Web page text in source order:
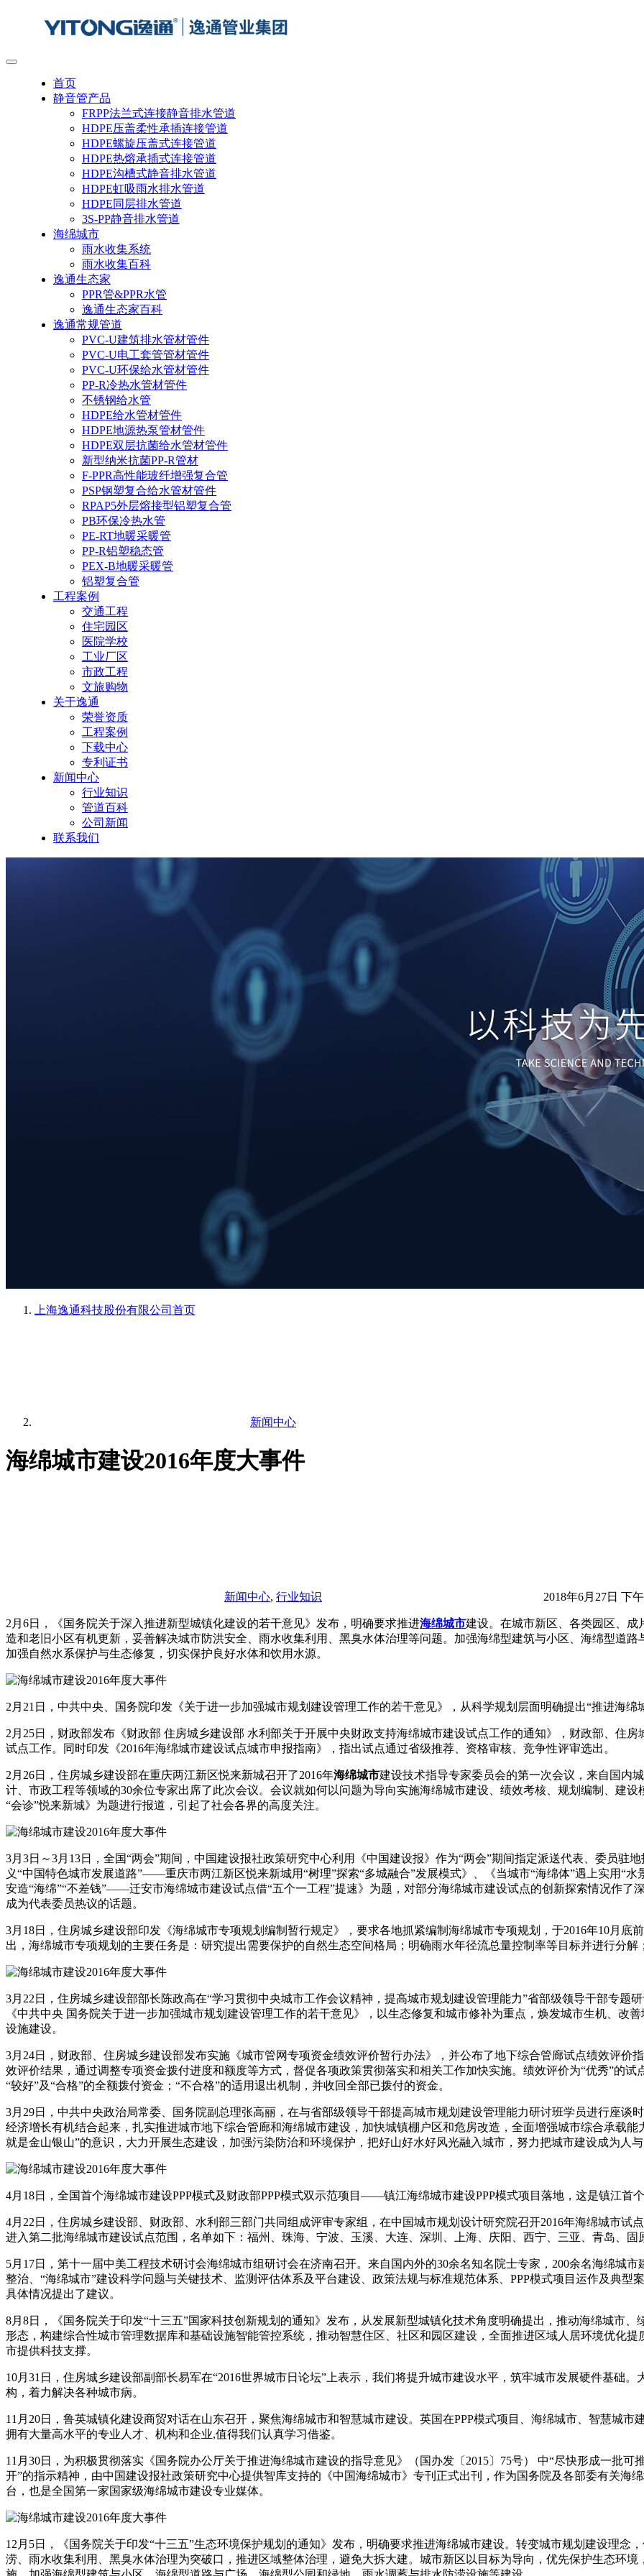
首页
静音管产品
FRPP法兰式连接静音排水管道
HDPE压盖柔性承插连接管道
HDPE螺旋压盖式连接管道
HDPE热熔承插式连接管道
HDPE沟槽式静音排水管道
HDPE虹吸雨水排水管道
HDPE同层排水管道
3S-PP静音排水管道
海绵城市
雨水收集系统
雨水收集百科
逸通生态家
PPR管&PPR水管
逸通生态家百科
逸通常规管道
PVC-U建筑排水管材管件
PVC-U电工套管管材管件
PVC-U环保给水管材管件
PP-R冷热水管材管件
不锈钢给水管
HDPE给水管材管件
HDPE地源热泵管材管件
HDPE双层抗菌给水管材管件
新型纳米抗菌PP-R管材
F-PPR高性能玻纤增强复合管
PSP钢塑复合给水管材管件
RPAP5外层熔接型铝塑复合管
PB环保冷热水管
PE-RT地暖采暖管
PP-R铝塑稳态管
PEX-B地暖采暖管
铝塑复合管
工程案例
交通工程
住宅园区
医院学校
工业厂区
市政工程
文旅购物
关于逸通
荣誉资质
工程案例
下载中心
专利证书
新闻中心
行业知识
管道百科
公司新闻
联系我们
上海逸通科技股份有限公司 首页
新闻中心
海绵城市建设2016年度大事件
新闻中心, 行业知识 2018年6月27日 下
2月6日，《国务院关于深入推进新型城镇化建设的若干意见》发布，明确要求推进海绵城市建设。在城市新区、各类园区、
造和老旧小区有机更新，妥善解决城市防洪安全、雨水收集利用、黑臭水体治理等问题。加强海绵型建筑与小区、海绵型道
加强自然水系保护与生态修复，切实保护良好水体和饮用水源。
2月21日，中共中央、国务院印发《关于进一步加强城市规划建设管理工作的若干意见》，从科学规划层面明确提出“推进海绵
2月25日，财政部发布《财政部 住房城乡建设部 水利部关于开展中央财政支持海绵城市建设试点工作的通知》，财政部、住
试点工作。同时印发《2016年海绵城市建设试点城市申报指南》，指出试点通过省级推荐、资格审核、竞争性评审选出。
2月26日，住房城乡建设部在重庆两江新区悦来新城召开了2016年海绵城市建设技术指导专家委员会的第一次会议，来自国内
计、市政工程等领域的30余位专家出席了此次会议。会议就如何以问题为导向实施海绵城市建设、绩效考核、规划编制、建
“会诊”悦来新城》为题进行报道，引起了社会各界的高度关注。
3月3日～3月13日，全国“两会”期间，中国建设报社政策研究中心利用《中国建设报》作为“两会”期间指定派送代表、委员驻
义“中国特色城市发展道路”——重庆市两江新区悦来新城用“树理”探索“多城融合”发展模式》、《当城市“海绵体”遇上实用“
安造“海绵”“不差钱”——迁安市海绵城市建设试点借“五个一工程”提速》为题，对部分海绵城市建设试点的创新探索情况作了
成为代表委员热议的话题。
3月18日，住房城乡建设部印发《海绵城市专项规划编制暂行规定》，要求各地抓紧编制海绵城市专项规划，于2016年10月底
出，海绵城市专项规划的主要任务是：研究提出需要保护的自然生态空间格局；明确雨水年径流总量控制率等目标并进行分
3月22日，住房城乡建设部部长陈政高在“学习贯彻中央城市工作会议精神，提高城市规划建设管理能力”省部级领导干部专题
《中共中央 国务院关于进一步加强城市规划建设管理工作的若干意见》，以生态修复和城市修补为重点，焕发城市生机、改
设施建设。
3月24日，财政部、住房城乡建设部发布实施《城市管网专项资金绩效评价暂行办法》，并公布了地下综合管廊试点绩效评价
效评价结果，通过调整专项资金拨付进度和额度等方式，督促各项政策贯彻落实和相关工作加快实施。绩效评价为“优秀”的
“较好”及“合格”的全额拨付资金；“不合格”的适用退出机制，并收回全部已拨付的资金。
3月29日，中共中央政治局常委、国务院副总理张高丽，在与省部级领导干部提高城市规划建设管理能力研讨班学员进行座谈
经济增长有机结合起来，扎实推进城市地下综合管廊和海绵城市建设，加快城镇棚户区和危房改造，全面增强城市综合承载
就是金山银山”的意识，大力开展生态建设，加强污染防治和环境保护，把好山好水好风光融入城市，努力把城市建设成为人
4月18日，全国首个海绵城市建设PPP模式及财政部PPP模式双示范项目——镇江海绵城市建设PPP模式项目落地，这是镇江首
4月22日，住房城乡建设部、财政部、水利部三部门共同组成评审专家组，在中国城市规划设计研究院召开2016年海绵城市试
进入第二批海绵城市建设试点范围，名单如下：福州、珠海、宁波、玉溪、大连、深圳、上海、庆阳、西宁、三亚、青岛、固
5月17日，第十一届中美工程技术研讨会海绵城市组研讨会在济南召开。来自国内外的30余名知名院士专家，200余名海绵城
整治、“海绵城市”建设科学问题与关键技术、监测评估体系及平台建设、政策法规与标准规范体系、PPP模式项目运作及典
具体情况提出了建议。
8月8日，《国务院关于印发“十三五”国家科技创新规划的通知》发布，从发展新型城镇化技术角度明确提出，推动海绵城市
形态，构建综合性城市管理数据库和基础设施智能管控系统，推动智慧住区、社区和园区建设，全面推进区域人居环境优化
市提供科技支撑。
10月31日，住房城乡建设部副部长易军在“2016世界城市日论坛”上表示，我们将提升城市建设水平，筑牢城市发展硬件基础
构，着力解决各种城市病。
11月20日，鲁英城镇化建设商贸对话在山东召开，聚焦海绵城市和智慧城市建设。英国在PPP模式项目、海绵城市、智慧城
拥有大量高水平的专业人才、机构和企业,值得我们认真学习借鉴。
11月30日，为积极贯彻落实《国务院办公厅关于推进海绵城市建设的指导意见》（国办发〔2015〕75号） 中“尽快形成一批
开”的指示精神，由中国建设报社政策研究中心提供智库支持的《中国海绵城市》专刊正式出刊，作为国务院及各部委有关海
台，也是全国第一家国家级海绵城市建设专业媒体。
12月5日，《国务院关于印发“十三五”生态环境保护规划的通知》发布，明确要求推进海绵城市建设。转变城市规划建设理念
涝、雨水收集利用、黑臭水体治理为突破口，推进区域整体治理，避免大拆大建。城市新区以目标为导向，优先保护生态环